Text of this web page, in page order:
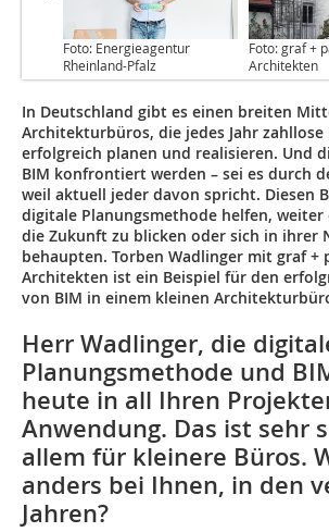
Foto: Energieagentur
Rheinland-Pfalz
Foto: graf +
Architekten
In Deutschland gibt es einen breiten
Architekturbüros, die jedes Jahr
erfolgreich planen und realisieren. Und
BIM konfrontiert werden – sei es durch
weil aktuell jeder davon spricht. Diesen
digitale Planungsmethode helfen,
die Zukunft zu blicken oder sich in ihrer
behaupten. Torben Wadlinger mit graf +
Architekten ist ein Beispiel für den
von BIM in einem kleinen
Herr Wadlinger, die
Planungsmethode und
heute in all Ihren
Anwendung. Das ist sehr
allem für kleinere Büros.
anders bei Ihnen, in den
Jahren?